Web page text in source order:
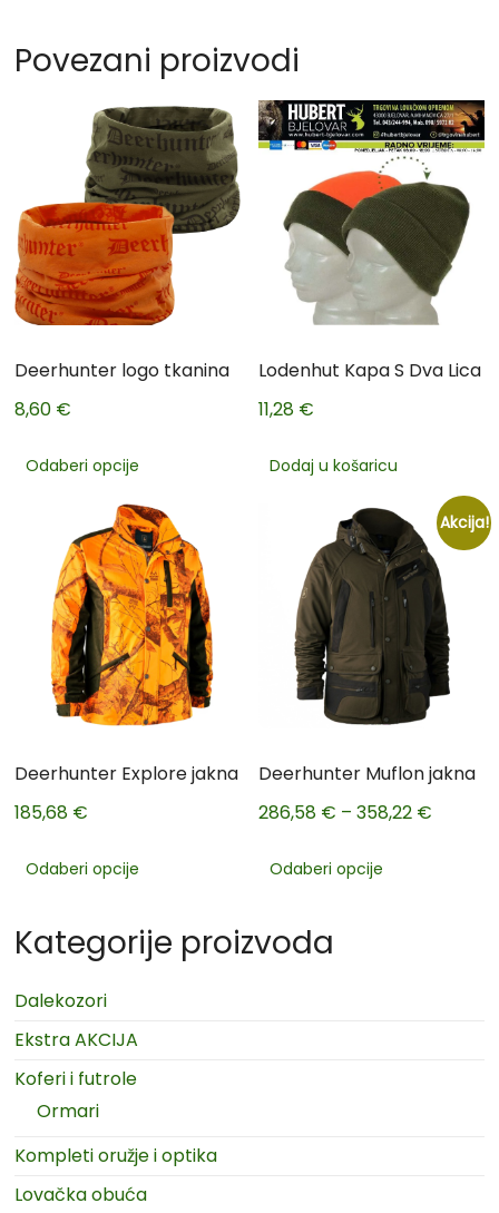
Povezani proizvodi
Deerhunter logo tkanina
8,60 €
Odaberi opcije
Lodenhut Kapa S Dva Lica
11,28 €
Dodaj u košaricu
Deerhunter Explore jakna
185,68 €
Odaberi opcije
Akcija!
Deerhunter Muflon jakna
286,58 € – 358,22 €
Odaberi opcije
Kategorije proizvoda
Dalekozori
Ekstra AKCIJA
Koferi i futrole
Ormari
Kompleti oružje i optika
Lovačka obuća